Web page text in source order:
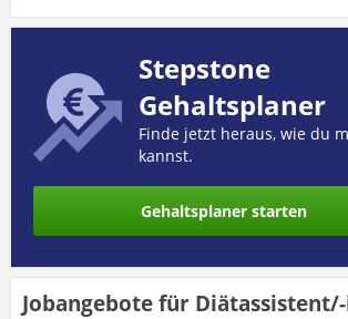
Stepstone
Gehaltsplaner
Finde jetzt heraus, wie du
kannst.
Gehaltsplaner starten
Jobangebote für